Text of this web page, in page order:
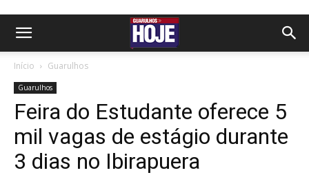
Início Guarulhos
Guarulhos
Feira do Estudante oferece 5
mil vagas de estágio durante
3 dias no Ibirapuera